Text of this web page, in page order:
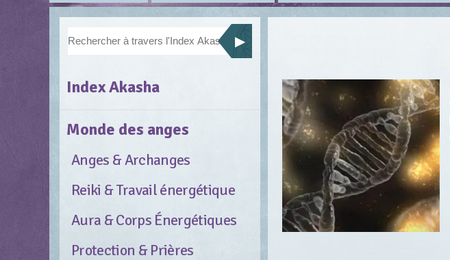
Index Akasha
Monde des anges
Anges & Archanges
Reiki & Travail énergétique
Aura & Corps Énergétiques
Protection & Prières